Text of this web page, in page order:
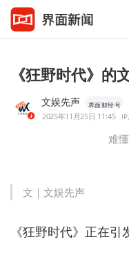
《狂野时代》的
文娱先声 界面财经号
2025年11月25日 11:45
难
文｜文娱先声
《狂野时代》正在引